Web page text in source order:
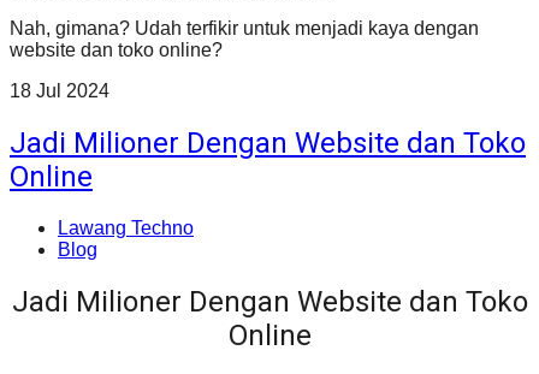
Nah, gimana? Udah terfikir untuk menjadi kaya dengan
website dan toko online?
18 Jul 2024
Jadi Milioner Dengan Website dan Toko
Online
Lawang Techno
Blog
Jadi Milioner Dengan Website dan Toko
Online